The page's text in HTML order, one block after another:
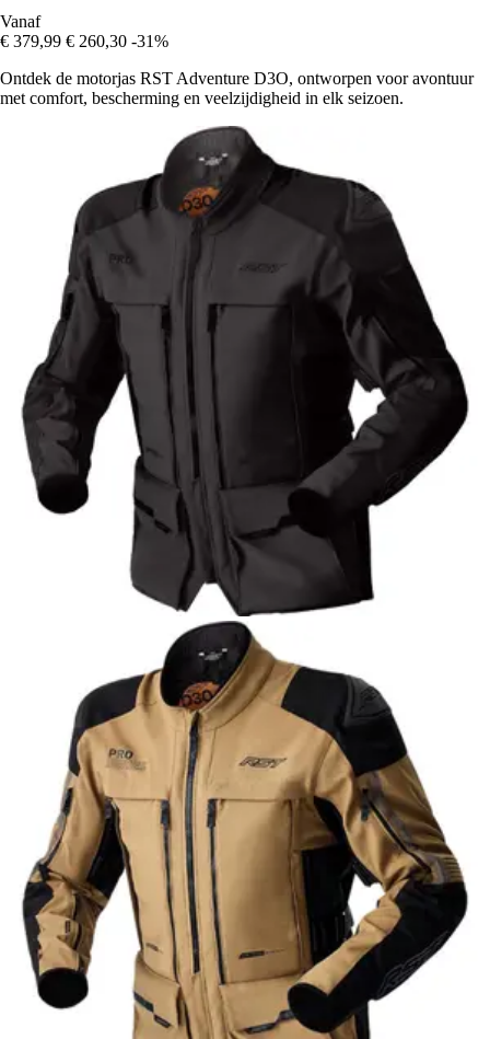
Vanaf
€ 379,99 € 260,30 -31%
Ontdek de motorjas RST Adventure D3O, ontworpen voor avontuur
met comfort, bescherming en veelzijdigheid in elk seizoen.